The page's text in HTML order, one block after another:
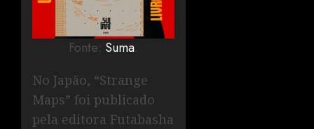
Fonte: Suma.
No Japão, “Strange
Maps” foi publicado
pela editora Futabasha